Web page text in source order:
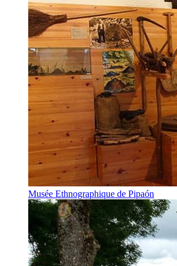
Musée Ethnographique de Pipaón